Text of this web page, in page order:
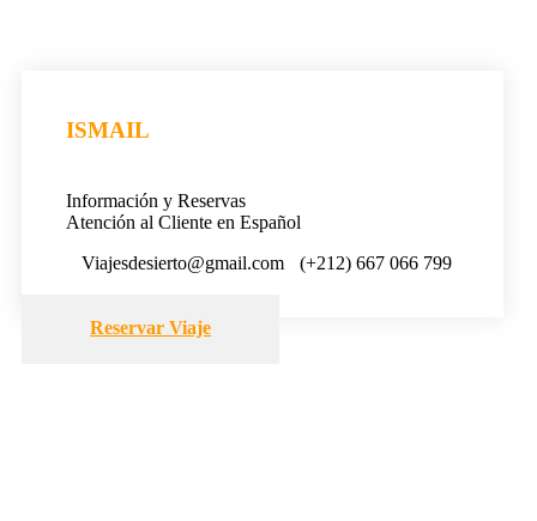
ISMAIL
Información y Reservas
Atención al Cliente en Español
Viajesdesierto@gmail.com
(+212) 667 066 799
Reservar Viaje